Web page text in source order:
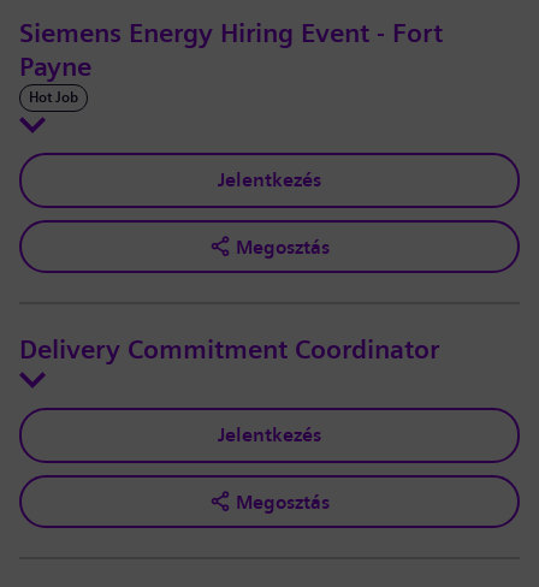
Siemens Energy Hiring Event - Fort
Payne
Hot Job
Jelentkezés
Megosztás
Delivery Commitment Coordinator
Jelentkezés
Megosztás